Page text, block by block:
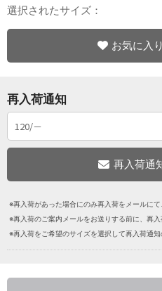
選択されたサイズ：
お気に入
再入荷通知
※再入荷があった場合にのみ再入荷をメールにて
※再入荷のご案内メールをお送りする前に、再
※再入荷をご希望のサイズを選択して再入荷通知